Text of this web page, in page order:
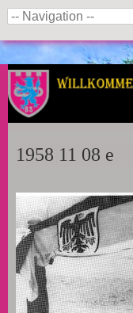
1958 11 08 e